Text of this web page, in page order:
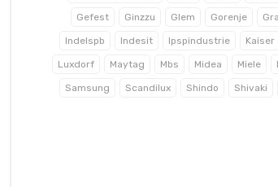
Gefest Ginzzu Glem Gorenje
Indelspb Indesit Ipspindustrie Kaiser
Luxdorf Maytag Mbs Midea Miele
Samsung Scandilux Shindo Shivaki